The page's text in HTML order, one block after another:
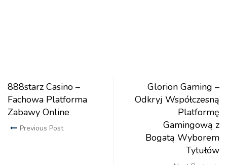
888starz Casino –
Fachowa Platforma
Zabawy Online
Previous Post
Glorion Gaming –
Odkryj Współczesną
Platformę
Gamingową z
Bogatą Wyborem
Tytułów